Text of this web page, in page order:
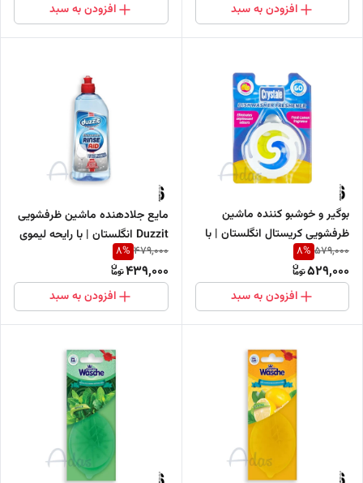
افزودن به سبد افزودن به سبد
بوگیر و خوشبو کننده ماشین
ظرفشویی کریستال انگلستان | با
رایحه لیمویی
579,000
8%
529,000
افزودن به سبد
مایع جلا‌دهنده ماشین ظرفشویی
Duzzit انگلستان | با رایحه لیموی
تازه
479,000
8%
439,000
افزودن به سبد